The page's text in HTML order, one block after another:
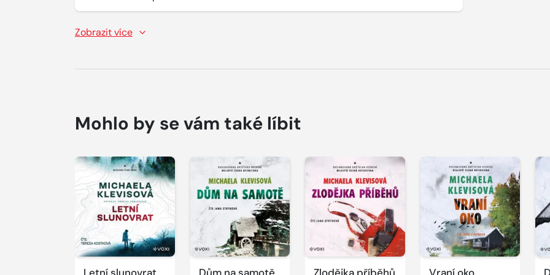
Zobrazit více
Mohlo by se vám také líbit
Letní slunovrat
Přehrát
ukázku
Dům na samotě
Přehrát
ukázku
Zlodějka příběhů
Přehrát
ukázku
Vraní oko
Přehrát
ukázku